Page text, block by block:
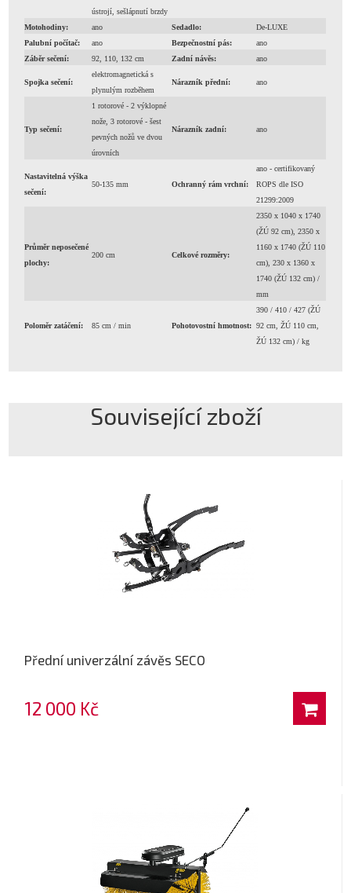
ústrojí, sešlápnutí brzdy
Motohodiny:
ano Sedadlo:
De-LUXE
Palubní počítač:
ano Bezpečnostní pás:
ano
Záběr sečení:
92, 110, 132 cm Zadní návěs: ano
Spojka sečení:
elektromagnetická s
plynulým rozběhem
Nárazník přední: ano
Typ sečení:
1 rotorové - 2 výklopné
nože, 3 rotorové - šest
pevných nožů ve dvou
úrovních
Nárazník zadní: ano
Nastavitelná výška
sečení:
50-135 mm Ochranný rám vrchní:
ano - certifikovaný
ROPS dle ISO
21299:2009
Průměr neposečené
plochy:
200 cm Celkové rozměry:
2350 x 1040 x 1740
(ŽÚ 92 cm), 2350 x
1160 x 1740 (ŽÚ 110
cm), 230 x 1360 x
1740 (ŽÚ 132 cm) /
mm
Poloměr zatáčení: 85 cm / min Pohotovostní hmotnost:
390 / 410 / 427 (ŽÚ
92 cm, ŽÚ 110 cm,
ŽÚ 132 cm) / kg
Související zboží
Přední univerzální závěs SECO
12 000 Kč